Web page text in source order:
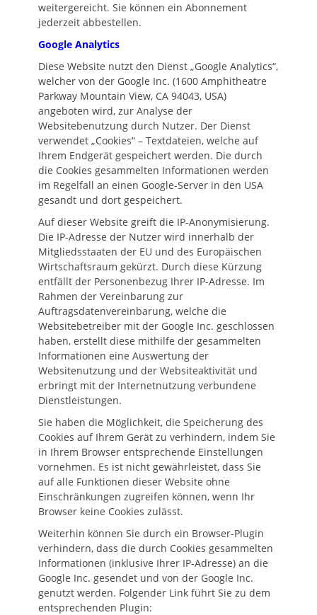
weitergereicht. Sie können ein Abonnement
jederzeit abbestellen.
Google Analytics
Diese Website nutzt den Dienst „Google Analytics“,
welcher von der Google Inc. (1600 Amphitheatre
Parkway Mountain View, CA 94043, USA)
angeboten wird, zur Analyse der
Websitebenutzung durch Nutzer. Der Dienst
verwendet „Cookies“ – Textdateien, welche auf
Ihrem Endgerät gespeichert werden. Die durch
die Cookies gesammelten Informationen werden
im Regelfall an einen Google-Server in den USA
gesandt und dort gespeichert.
Auf dieser Website greift die IP-Anonymisierung.
Die IP-Adresse der Nutzer wird innerhalb der
Mitgliedsstaaten der EU und des Europäischen
Wirtschaftsraum gekürzt. Durch diese Kürzung
entfällt der Personenbezug Ihrer IP-Adresse. Im
Rahmen der Vereinbarung zur
Auftragsdatenvereinbarung, welche die
Websitebetreiber mit der Google Inc. geschlossen
haben, erstellt diese mithilfe der gesammelten
Informationen eine Auswertung der
Websitenutzung und der Websiteaktivität und
erbringt mit der Internetnutzung verbundene
Dienstleistungen.
Sie haben die Möglichkeit, die Speicherung des
Cookies auf Ihrem Gerät zu verhindern, indem Sie
in Ihrem Browser entsprechende Einstellungen
vornehmen. Es ist nicht gewährleistet, dass Sie
auf alle Funktionen dieser Website ohne
Einschränkungen zugreifen können, wenn Ihr
Browser keine Cookies zulässt.
Weiterhin können Sie durch ein Browser-Plugin
verhindern, dass die durch Cookies gesammelten
Informationen (inklusive Ihrer IP-Adresse) an die
Google Inc. gesendet und von der Google Inc.
genutzt werden. Folgender Link führt Sie zu dem
entsprechenden Plugin: